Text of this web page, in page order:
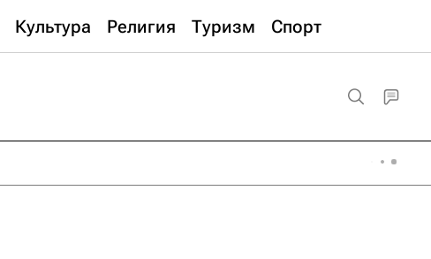
Культура Религия Туризм Спорт